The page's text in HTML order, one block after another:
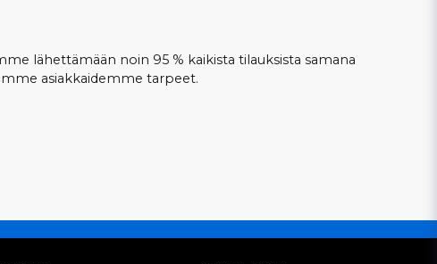
lähettämään noin 95 % kaikista tilauksista samana
asiakkaidemme tarpeet.